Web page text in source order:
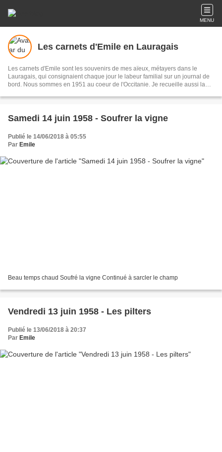
MENU
Les carnets d'Emile en Lauragais
Les carnets d'Emile sont les souvenirs de mes aïeux, métayers dans le
Lauragais, qui consignaient chaque jour le labeur familial sur un journal de
bord. Nous sommes en 1951 au coeur de l'Occitanie. Je recueille aussi la
saisons grâce à des documents authentiques (blog participatif)
Samedi 14 juin 1958 - Soufrer la vigne
Publié le 14/06/2018 à 05:55
Par Emile
Beau temps chaud Soufré la vigne Continué à sarcler le champ
Vendredi 13 juin 1958 - Les pilters
Publié le 13/06/2018 à 20:37
Par Emile